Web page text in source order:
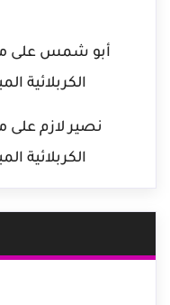
أبو شمس على
الكربلائية
نصير لازم على
الكربلائية